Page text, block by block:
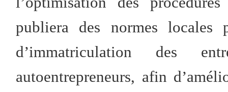
publiera des normes locales
d’immatriculation des
autoentrepreneurs, afin